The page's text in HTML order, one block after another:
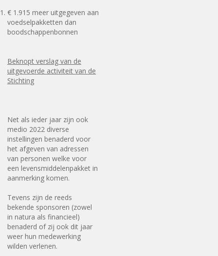
€ 1.915 meer uitgegeven aan
voedselpakketten dan
boodschappenbonnen
Beknopt verslag van de
uitgevoerde activiteit van de
Stichting
Net als ieder jaar zijn ook
medio 2022 diverse
instellingen benaderd voor
het afgeven van adressen
van personen welke voor
een levensmiddelenpakket in
aanmerking komen.
Tevens zijn de reeds
bekende sponsoren (zowel
in natura als financieel)
benaderd of zij ook dit jaar
weer hun medewerking
wilden verlenen.